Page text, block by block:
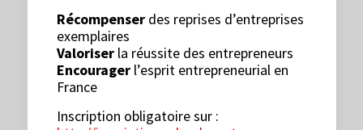
Récompenser des reprises d’entreprises
exemplaires
Valoriser la réussite des entrepreneurs
Encourager l’esprit entrepreneurial en
France
Inscription obligatoire sur :